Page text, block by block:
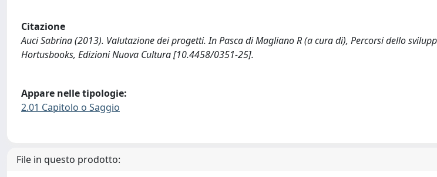
Citazione
Auci Sabrina (2013). Valutazione dei progetti. In Pasca di Magliano R (a cura di), Percorsi dello
Hortusbooks, Edizioni Nuova Cultura [10.4458/0351-25].
Appare nelle tipologie:
2.01 Capitolo o Saggio
File in questo prodotto: